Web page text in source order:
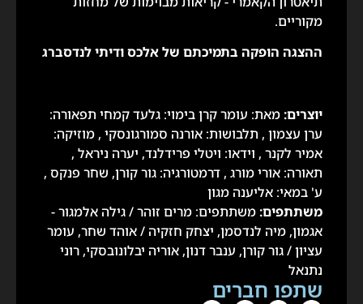
מקוריים.
ההצגה הופקה בתמיכתם של אלכס ודיתי לנדסברג
יוצרים:מאת: עומר קרן בימוי: גלעד קמחי תפאורה:
ערן עצמון , תלבושות: אורנה סמורגונסקי , מוזיקה:
אמיר לקנר , וידאו: ויטלי פרידלנד, יערה ניראל ,
תאורה: אורי מורג , דרמטורגיה: גור קורן, שחר פנקס ,
ע' במאי: אליענה מגון
משתתפים:משתתפים: מרים זוהר / גילה אלמגור -
אגמון, מיה לנדסמן, יצחק חזקיה / אוהד שחר, עומר
עציון / גור קורן, ענבר דנון, אוריה יבלונובסקי, רוני
נתנאל
שתפו חברים